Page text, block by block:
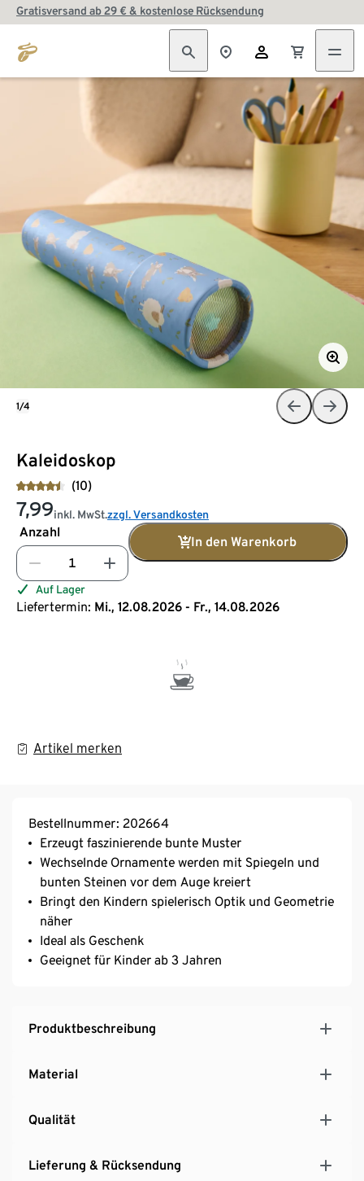
Gratisversand ab 29 € & kostenlose Rücksendung
Kaleidoskop
(10)
7,99inkl. MwSt.zzgl. Versandkosten
Anzahl
In den Warenkorb
Auf Lager
Liefertermin: Mi., 12.08.2026 - Fr., 14.08.2026
Artikel merken
1/4
Bestellnummer: 202664
Erzeugt faszinierende bunte Muster
Wechselnde Ornamente werden mit Spiegeln und
bunten Steinen vor dem Auge kreiert
Bringt den Kindern spielerisch Optik und Geometrie
näher
Ideal als Geschenk
Geeignet für Kinder ab 3 Jahren
Produktbeschreibung
Material
Qualität
Lieferung & Rücksendung